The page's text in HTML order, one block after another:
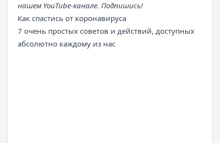
нашем YouTube-канале. Подпишись!
Как спастись от коронавируса
7 очень простых советов и действий, доступных
абсолютно каждому из нас